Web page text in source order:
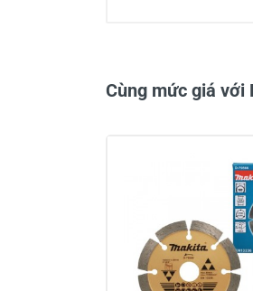
Cùng mức giá